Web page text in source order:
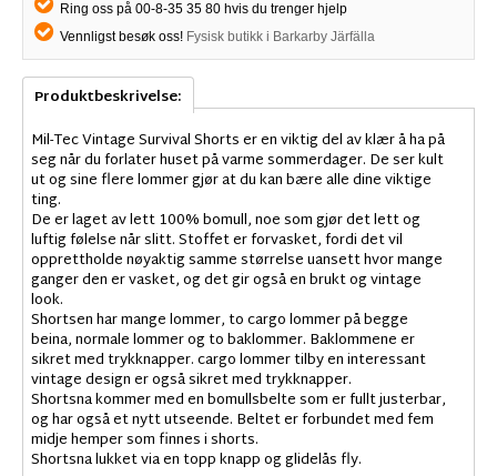
Ring oss på 00-8-35 35 80 hvis du trenger hjelp
Vennligst besøk oss! Fysisk butikk i Barkarby Järfälla
Produktbeskrivelse:
Mil-Tec Vintage Survival Shorts er en viktig del av klær å ha på
seg når du forlater huset på varme sommerdager. De ser kult
ut og sine flere lommer gjør at du kan bære alle dine viktige
ting.
De er laget av lett 100% bomull, noe som gjør det lett og
luftig følelse når slitt. Stoffet er forvasket, fordi det vil
opprettholde nøyaktig samme størrelse uansett hvor mange
ganger den er vasket, og det gir også en brukt og vintage
look.
Shortsen har mange lommer, to cargo lommer på begge
beina, normale lommer og to baklommer. Baklommene er
sikret med trykknapper. cargo lommer tilby en interessant
vintage design er også sikret med trykknapper.
Shortsna kommer med en bomullsbelte som er fullt justerbar,
og har også et nytt utseende. Beltet er forbundet med fem
midje hemper som finnes i shorts.
Shortsna lukket via en topp knapp og glidelås fly.